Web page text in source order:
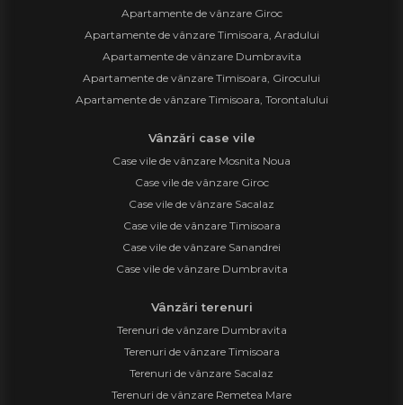
Apartamente de vânzare Giroc
Apartamente de vânzare Timisoara, Aradului
Apartamente de vânzare Dumbravita
Apartamente de vânzare Timisoara, Girocului
Apartamente de vânzare Timisoara, Torontalului
Vânzări case vile
Case vile de vânzare Mosnita Noua
Case vile de vânzare Giroc
Case vile de vânzare Sacalaz
Case vile de vânzare Timisoara
Case vile de vânzare Sanandrei
Case vile de vânzare Dumbravita
Vânzări terenuri
Terenuri de vânzare Dumbravita
Terenuri de vânzare Timisoara
Terenuri de vânzare Sacalaz
Terenuri de vânzare Remetea Mare